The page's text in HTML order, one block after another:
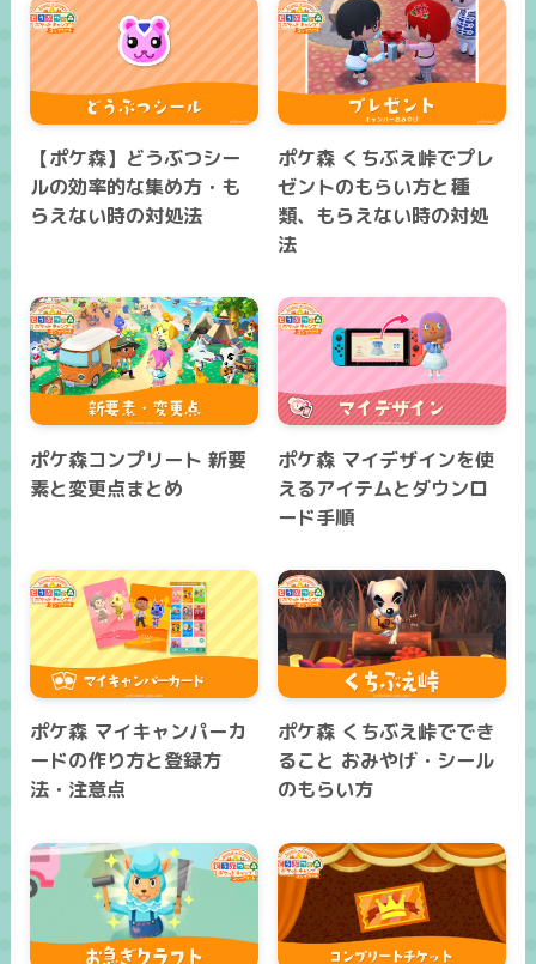
【ポケ森】どうぶつシー
ルの効率的な集め方・も
らえない時の対処法
ポケ森 くちぶえ峠でプレ
ゼントのもらい方と種
類、もらえない時の対処
法
ポケ森コンプリート 新要
素と変更点まとめ
ポケ森 マイデザインを使
えるアイテムとダウンロ
ード手順
ポケ森 マイキャンパーカ
ードの作り方と登録方
法・注意点
ポケ森 くちぶえ峠ででき
ること おみやげ・シール
のもらい方